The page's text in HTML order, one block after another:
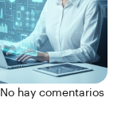
No hay comentarios